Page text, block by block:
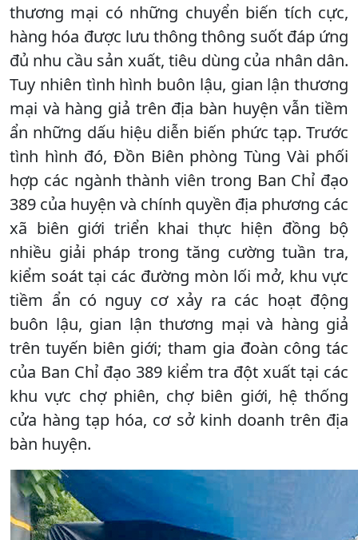
thương mại có những chuyển biến tích cực,
hàng hóa được lưu thông thông suốt đáp ứng
đủ nhu cầu sản xuất, tiêu dùng của nhân dân.
Tuy nhiên tình hình buôn lậu, gian lận thương
mại và hàng giả trên địa bàn huyện vẫn tiềm
ẩn những dấu hiệu diễn biến phức tạp. Trước
tình hình đó, Đồn Biên phòng Tùng Vài phối
hợp các ngành thành viên trong Ban Chỉ đạo
389 của huyện và chính quyền địa phương các
xã biên giới triển khai thực hiện đồng bộ
nhiều giải pháp trong tăng cường tuần tra,
kiểm soát tại các đường mòn lối mở, khu vực
tiềm ẩn có nguy cơ xảy ra các hoạt động
buôn lậu, gian lận thương mại và hàng giả
trên tuyến biên giới; tham gia đoàn công tác
của Ban Chỉ đạo 389 kiểm tra đột xuất tại các
khu vực chợ phiên, chợ biên giới, hệ thống
cửa hàng tạp hóa, cơ sở kinh doanh trên địa
bàn huyện.